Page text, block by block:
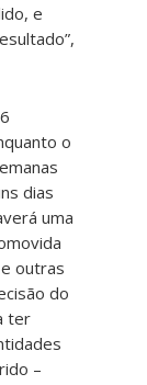
e
o
dias
uma
outras
do
ter
–